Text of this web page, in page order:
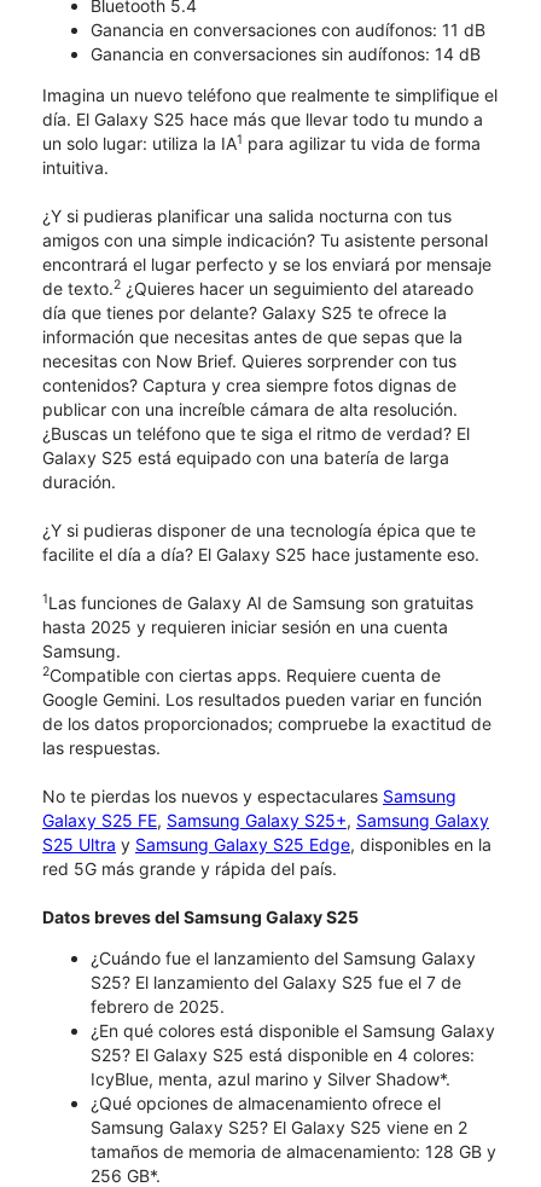
Bluetooth 5.4
Ganancia en conversaciones con audífonos: 11 dB
Ganancia en conversaciones sin audífonos: 14 dB
Imagina un nuevo teléfono que realmente te simplifique el
día. El Galaxy S25 hace más que llevar todo tu mundo a
un solo lugar: utiliza la IA1 para agilizar tu vida de forma
intuitiva.
¿Y si pudieras planificar una salida nocturna con tus
amigos con una simple indicación? Tu asistente personal
encontrará el lugar perfecto y se los enviará por mensaje
de texto.2 ¿Quieres hacer un seguimiento del atareado
día que tienes por delante? Galaxy S25 te ofrece la
información que necesitas antes de que sepas que la
necesitas con Now Brief. Quieres sorprender con tus
contenidos? Captura y crea siempre fotos dignas de
publicar con una increíble cámara de alta resolución.
¿Buscas un teléfono que te siga el ritmo de verdad? El
Galaxy S25 está equipado con una batería de larga
duración.
¿Y si pudieras disponer de una tecnología épica que te
facilite el día a día? El Galaxy S25 hace justamente eso.
1Las funciones de Galaxy AI de Samsung son gratuitas
hasta 2025 y requieren iniciar sesión en una cuenta
Samsung.
2Compatible con ciertas apps. Requiere cuenta de
Google Gemini. Los resultados pueden variar en función
de los datos proporcionados; compruebe la exactitud de
las respuestas.
No te pierdas los nuevos y espectaculares Samsung
Galaxy S25 FE, Samsung Galaxy S25+, Samsung Galaxy
S25 Ultra y Samsung Galaxy S25 Edge, disponibles en la
red 5G más grande y rápida del país.
Datos breves del Samsung Galaxy S25
¿Cuándo fue el lanzamiento del Samsung Galaxy
S25? El lanzamiento del Galaxy S25 fue el 7 de
febrero de 2025.
¿En qué colores está disponible el Samsung Galaxy
S25? El Galaxy S25 está disponible en 4 colores:
IcyBlue, menta, azul marino y Silver Shadow*.
¿Qué opciones de almacenamiento ofrece el
Samsung Galaxy S25? El Galaxy S25 viene en 2
tamaños de memoria de almacenamiento: 128 GB y
256 GB*.